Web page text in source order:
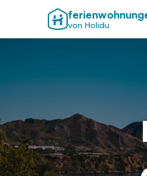
von Holidu